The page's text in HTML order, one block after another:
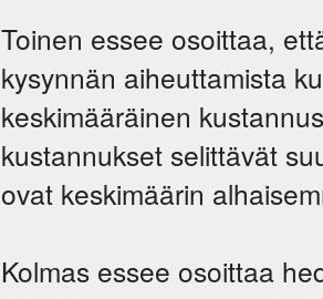
Toinen essee osoittaa,
kysynnän aiheuttamista
keskimääräinen
kustannukset selittävät
ovat keskimäärin
Kolmas essee osoittaa